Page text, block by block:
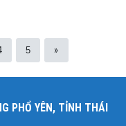
5 »
PHỔ YÊN, TỈNH THÁI